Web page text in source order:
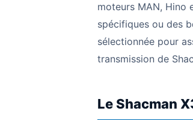
moteurs MAN, Hino
spécifiques ou des
sélectionnée pour
transmission de
Le Shacman